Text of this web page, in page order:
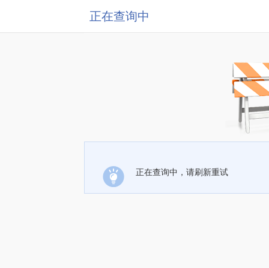
正在查询中
正在查询中，请刷新重试